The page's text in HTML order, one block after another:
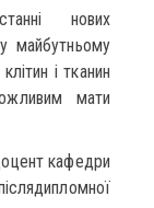
нових
майбутньому
і тканин
мати
кафедри